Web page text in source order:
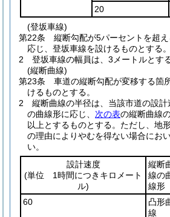
20
(登坂車線)
第22条
縦断勾配が5パーセントを超
応じ、登坂車線を設けるものとする。
2
登坂車線の幅員は、3メートルとす
(縦断曲線)
第23条
車道の縦断勾配が変移する箇
けるものとする。
2
縦断曲線の半径は、当該市道の設
の曲線形に応じ、 次の表の縦断曲線
以上とするものとする。 ただし、地
の理由によりやむを得ない場合にお
い。
設計速度
(単位 1時間につきキロメート
ル)
縦断
線の
線形
60
凸形
線